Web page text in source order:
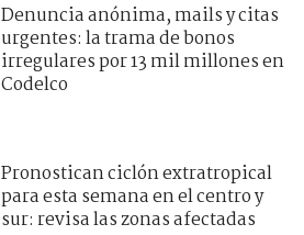
Denuncia anónima, mails y citas
urgentes: la trama de bonos
irregulares por 13 mil millones en
Codelco
Pronostican ciclón extratropical
para esta semana en el centro y
sur: revisa las zonas afectadas